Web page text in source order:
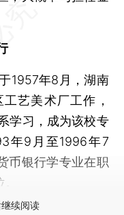
年8月，湖南
艺美术厂工作，
学习，成为该校专
年9月至1996年7
币银行学专业在职
续阅读